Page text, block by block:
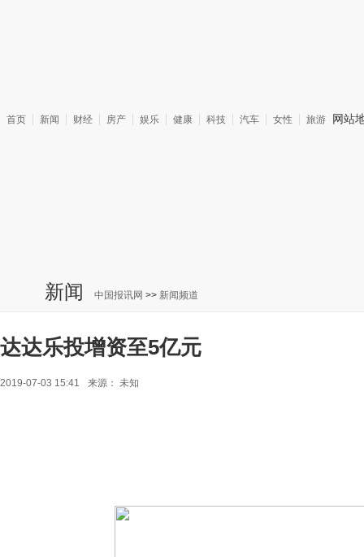
首页 新闻 财经 房产 娱乐 健康 科技 汽车 女性 旅游 网站
新闻 中国报讯网 >> 新闻频道
达达乐投增资至5亿元
2019-07-03 15:41 来源： 未知